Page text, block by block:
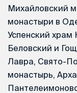
Михайловский
монастыри в
Успенский храм
Беловский и
Лавра, Свято-
монастырь,